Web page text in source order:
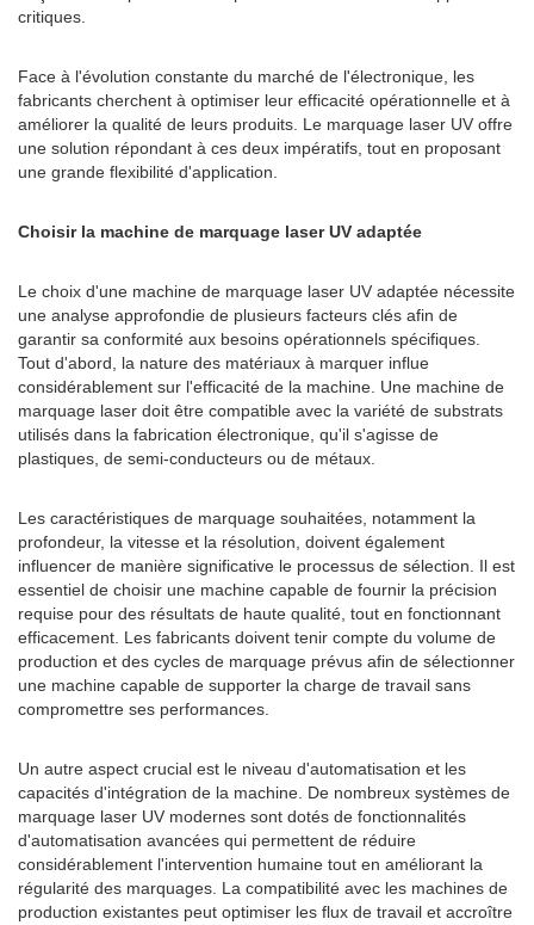
critiques.
Face à l'évolution constante du marché de l'électronique, les
fabricants cherchent à optimiser leur efficacité opérationnelle et à
améliorer la qualité de leurs produits. Le marquage laser UV offre
une solution répondant à ces deux impératifs, tout en proposant
une grande flexibilité d'application.
Choisir la machine de marquage laser UV adaptée
Le choix d'une machine de marquage laser UV adaptée nécessite
une analyse approfondie de plusieurs facteurs clés afin de
garantir sa conformité aux besoins opérationnels spécifiques.
Tout d'abord, la nature des matériaux à marquer influe
considérablement sur l'efficacité de la machine. Une machine de
marquage laser doit être compatible avec la variété de substrats
utilisés dans la fabrication électronique, qu'il s'agisse de
plastiques, de semi-conducteurs ou de métaux.
Les caractéristiques de marquage souhaitées, notamment la
profondeur, la vitesse et la résolution, doivent également
influencer de manière significative le processus de sélection. Il est
essentiel de choisir une machine capable de fournir la précision
requise pour des résultats de haute qualité, tout en fonctionnant
efficacement. Les fabricants doivent tenir compte du volume de
production et des cycles de marquage prévus afin de sélectionner
une machine capable de supporter la charge de travail sans
compromettre ses performances.
Un autre aspect crucial est le niveau d'automatisation et les
capacités d'intégration de la machine. De nombreux systèmes de
marquage laser UV modernes sont dotés de fonctionnalités
d'automatisation avancées qui permettent de réduire
considérablement l'intervention humaine tout en améliorant la
régularité des marquages. La compatibilité avec les machines de
production existantes peut optimiser les flux de travail et accroître